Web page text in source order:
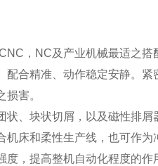
，NC及产业机械最适之搭
合精准、动作稳定安静。紧
害。
状、块状切屑，以及磁性排屑
床和柔性生产线，也可作
，提高整机自动化程度的